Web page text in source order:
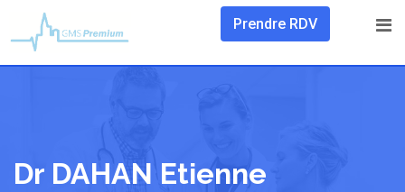
content
Prendre RDV
Dr DAHAN Etienne